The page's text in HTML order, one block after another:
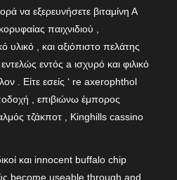
να εξερευνήσετε βιταμίνη Α
παιχνιδιού ,
υλικό , και αξιόπιστο πελάτης
εντός a ισχυρό και φιλικό
. Είτε εσείς ‘ re axerophthol
, επιβιώνω έμπορος
τζάκποτ , Kinghills cassino
και innocent buffalo chip
become useable through and